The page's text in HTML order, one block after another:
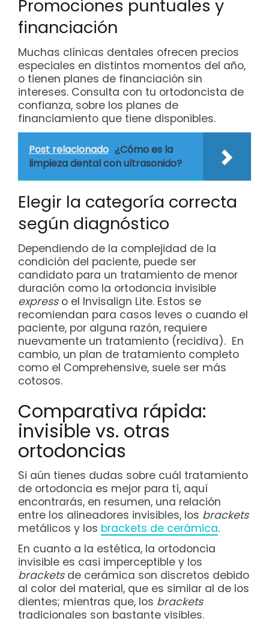
Promociones puntuales y
financiación
Muchas clínicas dentales ofrecen precios
especiales en distintos momentos del año,
o tienen planes de financiación sin
intereses. Consulta con tu ortodoncista de
confianza, sobre los planes de
financiamiento que tiene disponibles.
Post relacionado ¿Cómo es la
limpieza dental con ultrasonido?
Elegir la categoría correcta
según diagnóstico
Dependiendo de la complejidad de la
condición del paciente, puede ser
candidato para un tratamiento de menor
duración como la ortodoncia invisible
expresso el Invisalign Lite. Estos se
recomiendan para casos leves o cuando el
paciente, por alguna razón, requiere
nuevamente un tratamiento (recidiva). En
cambio, un plan de tratamiento completo
como el Comprehensive, suele ser más
cotosos.
Comparativa rápida:
invisible vs. otras
ortodoncias
Si aún tienes dudas sobre cuál tratamiento
de ortodoncia es mejor para tí, aquí
encontrarás, en resumen, una relación
entre los alineadores invisibles, los brackets
metálicos y los brackets de cerámica.
En cuanto a la estética, la ortodoncia
invisible es casi imperceptible y los
bracketsde cerámica son discretos debido
al color del material, que es similar al de los
dientes; mientras que, los brackets
tradicionales son bastante visibles.